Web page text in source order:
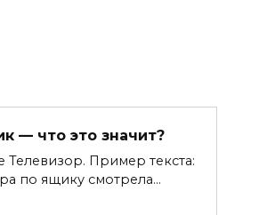
— что это значит?
Телевизор. Пример текста:
по ящику смотрела…